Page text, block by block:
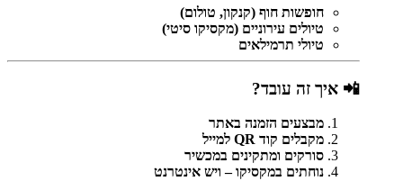
חופשות חוף (קנקון, טולום)
טיולים עירוניים (מקסיקו סיטי)
טיולי תרמילאים
📲 איך זה עובד?
מבצעים הזמנה באתר
מקבלים קוד QR למייל
סורקים ומתקינים במכשיר
נוחתים במקסיקו – ויש אינטרנט